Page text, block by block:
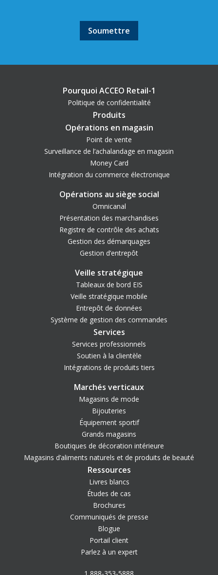
Pourquoi ACCEO Retail-1
Politique de confidentialité
Produits
Opérations en magasin
Point de vente
Surveillance de l’achalandage en magasin
Money Card
Intégration du commerce électronique
Opérations au siège social
Omnicanal
Présentation des marchandises
Registre de contrôle des achats
Gestion des démarquages
Gestion d’entrepôt
Veille stratégique
Tableaux de bord EIS
Veille stratégique mobile
Entrepôt de données
Système de gestion des commandes
Services
Services professionnels
Soutien à la clientèle
Intégrations de produits tiers
Marchés verticaux
Magasins de mode
Bijouteries
Équipement sportif
Grands magasins
Boutiques de décoration intérieure
Magasins d’aliments naturels et de produits de beauté
Ressources
Livres blancs
Études de cas
Brochures
Communiqués de presse
Blogue
Portail client
Parlez à un expert